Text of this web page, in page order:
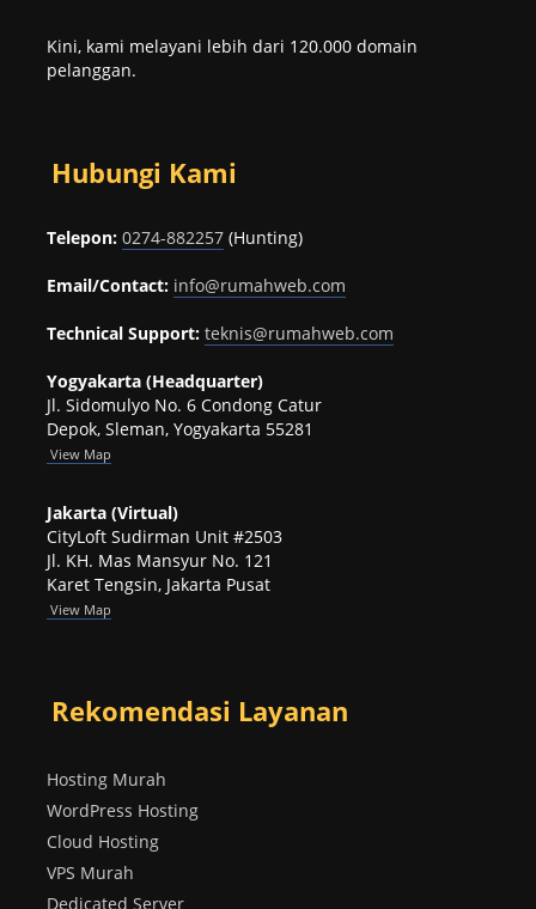
Kini, kami melayani lebih dari 120.000 domain
pelanggan.
Hubungi Kami
Telepon: 0274-882257 (Hunting)
Email/Contact: info@rumahweb.com
Technical Support: teknis@rumahweb.com
Yogyakarta (Headquarter)
Jl. Sidomulyo No. 6 Condong Catur
Depok, Sleman, Yogyakarta 55281
View Map
Jakarta (Virtual)
CityLoft Sudirman Unit #2503
Jl. KH. Mas Mansyur No. 121
Karet Tengsin, Jakarta Pusat
View Map
Rekomendasi Layanan
Hosting Murah
WordPress Hosting
Cloud Hosting
VPS Murah
Dedicated Server